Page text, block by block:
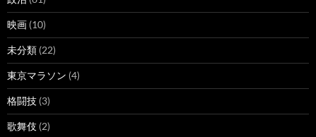
映画 (10)
未分類 (22)
東京マラソン (4)
格闘技 (3)
歌舞伎 (2)